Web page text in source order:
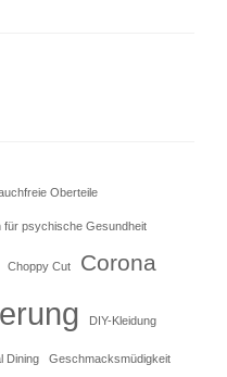
Oberteile
für psychische Gesundheit
Choppy Cut Corona
DIY-Kleidung
Dining Geschmacksmüdigkeit